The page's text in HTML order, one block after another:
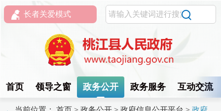
长者关爱模式
首页 领导之窗 政务公开 政务服务 互动交流